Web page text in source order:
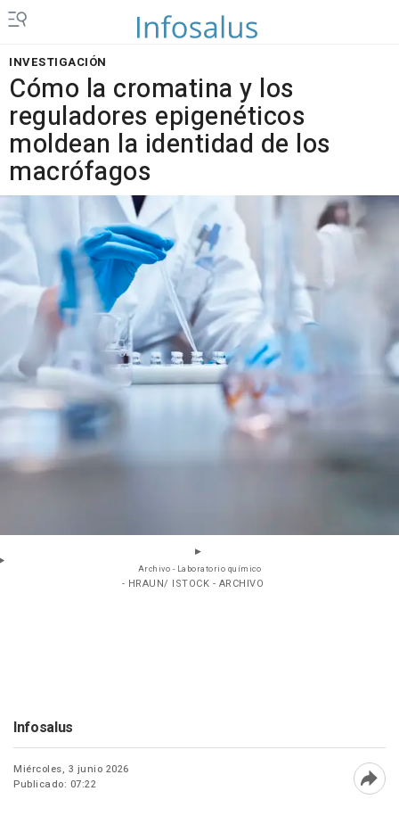
INVESTIGACIÓN
Cómo la cromatina y los
reguladores epigenéticos
moldean la identidad de los
macrófagos
Archivo - Laboratorio químico
- HRAUN/ ISTOCK - ARCHIVO
Infosalus
Miércoles, 3 junio 2026
Publicado: 07:22